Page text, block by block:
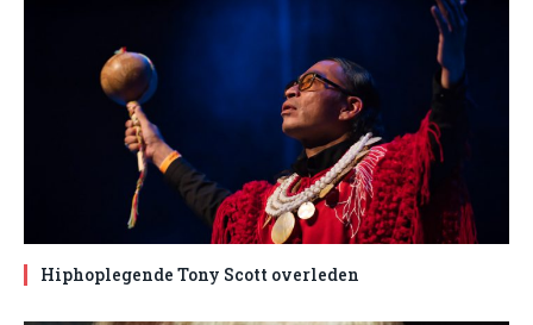
Hiphoplegende Tony Scott overleden